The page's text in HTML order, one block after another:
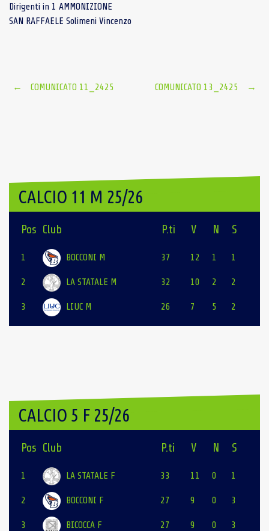
Dirigenti in 1 AMMONIZIONE
SAN RAFFAELE Solimeni Vincenzo
Post
← COMUNICATO 11_2425 COMUNICATO 13_2425 →
CALCIO 11 M 25/26
Pos Club P.ti V N S
1 BOCCONI M 37 12 1 1
2 LA STATALE M 32 10 2 2
3 LIUC M 26 7 5 2
CALCIO 5 F 25/26
Pos Club P.ti V N S
1 LA STATALE F 33 11 0 1
2 BOCCONI F 27 9 0 3
3 BICOCCA F 27 9 0 3